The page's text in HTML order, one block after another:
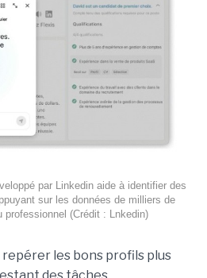
par Linkedin aide à identifier des
sur les données de milliers de
professionnel (Crédit : Lnkedin)
les bons profils plus